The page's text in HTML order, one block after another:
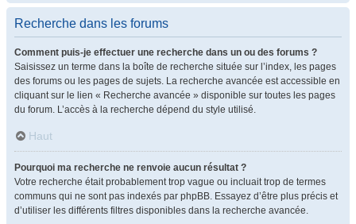
Recherche dans les forums
Comment puis-je effectuer une recherche dans un ou des forums ?
Saisissez un terme dans la boîte de recherche située sur l’index, les pages
des forums ou les pages de sujets. La recherche avancée est accessible en
cliquant sur le lien « Recherche avancée » disponible sur toutes les pages
du forum. L’accès à la recherche dépend du style utilisé.
Haut
Pourquoi ma recherche ne renvoie aucun résultat ?
Votre recherche était probablement trop vague ou incluait trop de termes
communs qui ne sont pas indexés par phpBB. Essayez d’être plus précis et
d’utiliser les différents filtres disponibles dans la recherche avancée.